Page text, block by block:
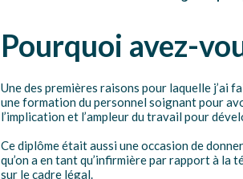
Pourquoi avez-
Une des premières raisons pour laquelle j’ai
une formation du personnel soignant pour
l’implication et l’ampleur du travail pour
Ce diplôme était aussi une occasion de
qu’on a en tant qu’infirmière par rapport à
sur le cadre légal.